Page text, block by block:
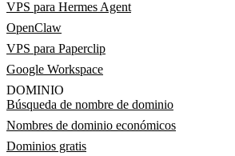
VPS para Hermes Agent
OpenClaw
VPS para Paperclip
Google Workspace
DOMINIO
Búsqueda de nombre de dominio
Nombres de dominio económicos
Dominios gratis